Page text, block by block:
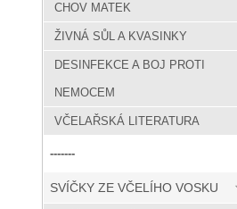
CHOV MATEK
ŽIVNÁ SŮL A KVASINKY
DESINFEKCE A BOJ PROTI
NEMOCEM
VČELAŘSKÁ LITERATURA
-------
SVÍČKY ZE VČELÍHO VOSKU